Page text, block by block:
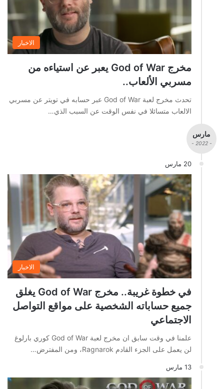
الاخبار
مخرج God of War يعبر عن استياءه من
مسربي الألعاب..
تحدث مخرج لعبة God of War عبر حسابه في تويتر عن مسربي
الالعاب متسائلا في نفس الوقت عن السبب الذي…
مارس
- 2022 -
20 مارس
الاخبار
في خطوة غريبة.. مخرج God of War يغلق
جميع حساباته الشخصية على مواقع التواصل
الاجتماعي
علمنا في وقت سابق ان مخرج لعبة God of War كوري بارلوغ
لن يعمل على الجزء القادم Ragnarok، ومن المفترض…
13 مارس